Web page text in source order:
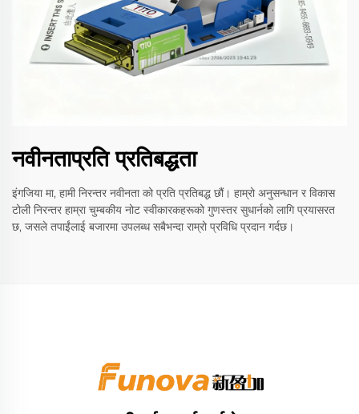
नवीनताप्रति प्रतिबद्धता
इंगजिया मा, हामी निरन्तर नवीनता को प्रति प्रतिबद्ध छौं। हाम्रो अनुसन्धान र विकास
टोली निरन्तर हाम्रा चुम्बकीय नोट स्वीकारकहरूको गुणस्तर सुधार्नको लागि प्रयासरत
छ, जसले तपाईंलाई बजारमा उपलब्ध सबैभन्दा राम्रो प्रविधि प्रदान गर्दछ।